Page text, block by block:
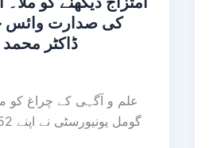
کی صدارت وائس
ڈاکٹر
علم و آگہی کے چراغ کو